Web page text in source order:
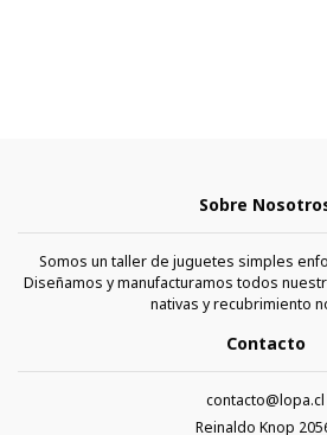
Sobre
Somos un taller de juguetes simples
Diseñamos y manufacturamos todos
nativas y recubrimiento
Contacto
contacto@lopa.cl
Reinaldo Knop